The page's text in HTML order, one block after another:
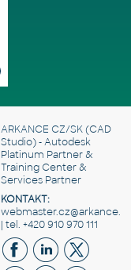
ARKANCE CZ/SK(CAD
Studio) - Autodesk
Platinum Partner &
Training Center &
Services Partner
KONTAKT:
| tel. +420 910 970 111